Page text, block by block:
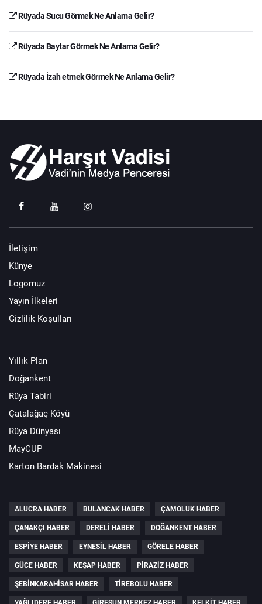
Rüyada Sucu Görmek Ne Anlama Gelir?
Rüyada Baytar Görmek Ne Anlama Gelir?
Rüyada İzah etmek Görmek Ne Anlama Gelir?
İletişim
Künye
Logomuz
Yayın İlkeleri
Gizlilik Koşulları
Yıllık Plan
Doğankent
Rüya Tabiri
Çatalağaç Köyü
Rüya Dünyası
MayCUP
Karton Bardak Makinesi
ALUCRA HABER BULANCAK HABER ÇAMOLUK HABER
ÇANAKÇI HABER DERELI HABER DOĞANKENT HABER
ESPIYE HABER EYNESIL HABER GÖRELE HABER
GÜCE HABER KEŞAP HABER PIRAZIZ HABER
ŞEBINKARAHISAR HABER TIREBOLU HABER